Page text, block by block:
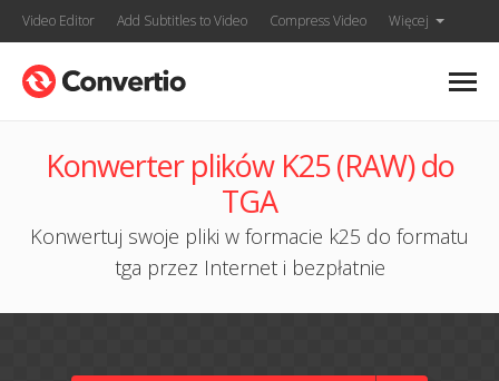
Video Editor Add Subtitles to Video Compress Video Więcej
Konwerter plików K25 (RAW) do
TGA
Konwertuj swoje pliki w formacie k25 do formatu
tga przez Internet i bezpłatnie